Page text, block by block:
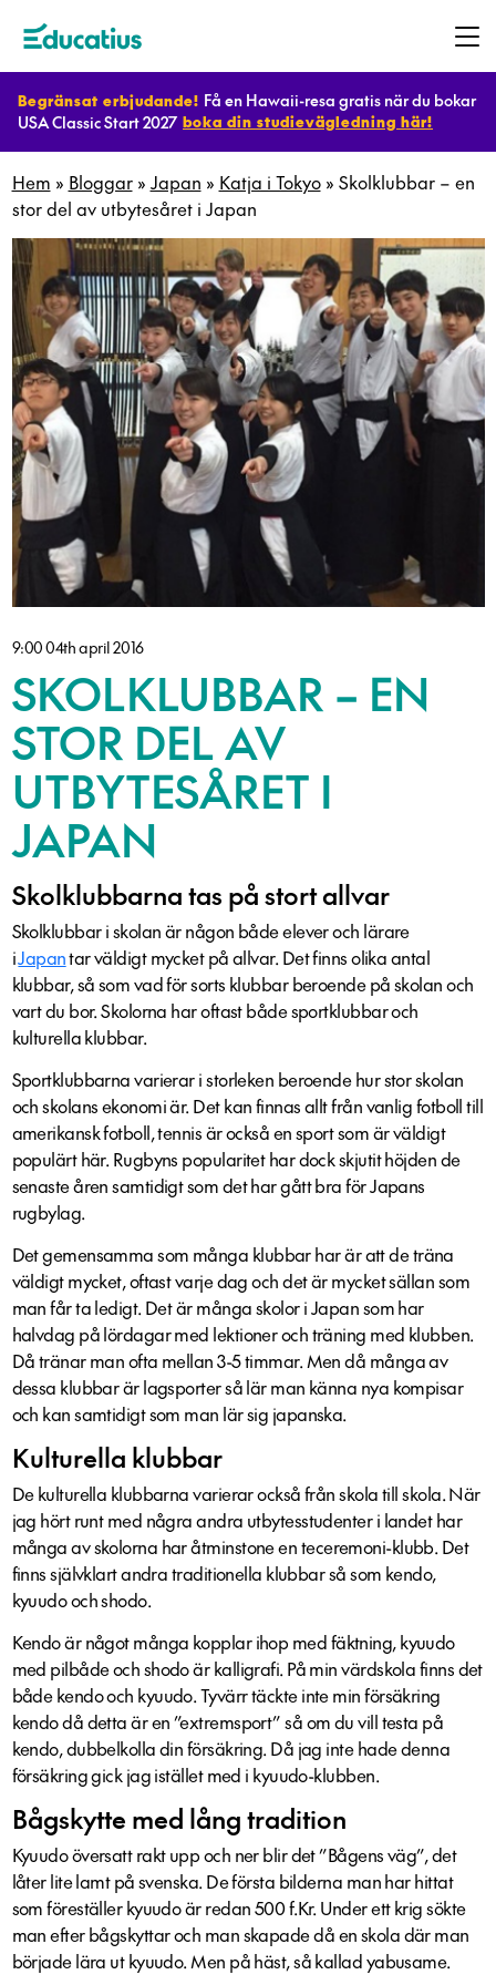
Begränsat erbjudande! Få en Hawaii-resa gratis när du bokar
USA Classic Start 2027 boka din studievägledning här!
Destinationer
Program
Planera
ditt
utbyte
Bli
värdfamilj
Hem » Bloggar» Japan » Katja i Tokyo» Skolklubbar – en
stor del av utbytesåret i Japan
9:00 04th april 2016
SKOLKLUBBAR – EN
STOR DEL AV
UTBYTESÅRET I
JAPAN
Skolklubbarna tas på stort allvar
Skolklubbar i skolan är någon både elever och lärare
iJapantar väldigt mycket på allvar. Det finns olika antal
klubbar, så som vad för sorts klubbar beroende på skolan och
vart du bor. Skolorna har oftast både sportklubbar och
kulturella klubbar.
Sportklubbarna varierar i storleken beroende hur stor skolan
och skolans ekonomi är. Det kan finnas allt från vanlig fotboll till
amerikansk fotboll, tennis är också en sport som är väldigt
populärt här. Rugbyns popularitet har dock skjutit höjden de
senaste åren samtidigt som det har gått bra för Japans
rugbylag.
Det gemensamma som många klubbar har är att de träna
väldigt mycket, oftast varje dag och det är mycket sällan som
man får ta ledigt. Det är många skolor i Japan som har
halvdag på lördagar med lektioner och träning med klubben.
Då tränar man ofta mellan 3-5 timmar. Men då många av
dessa klubbar är lagsporter så lär man känna nya kompisar
och kan samtidigt som man lär sig japanska.
Kulturella klubbar
De kulturella klubbarna varierar också från skola till skola. När
jag hört runt med några andra utbytesstudenter i landet har
många av skolorna har åtminstone en teceremoni-klubb. Det
finns självklart andra traditionella klubbar så som kendo,
kyuudo och shodo.
Kendo är något många kopplar ihop med fäktning, kyuudo
med pilbåde och shodo är kalligrafi. På min värdskola finns det
både kendo och kyuudo. Tyvärr täckte inte min försäkring
kendo då detta är en ”extremsport” så om du vill testa på
kendo, dubbelkolla din försäkring. Då jag inte hade denna
försäkring gick jag istället med i kyuudo-klubben.
Bågskytte med lång tradition
Kyuudo översatt rakt upp och ner blir det ”Bågens väg”, det
låter lite lamt på svenska. De första bilderna man har hittat
som föreställer kyuudo är redan 500 f.Kr. Under ett krig sökte
man efter bågskyttar och man skapade då en skola där man
började lära ut kyuudo. Men på häst, så kallad yabusame.